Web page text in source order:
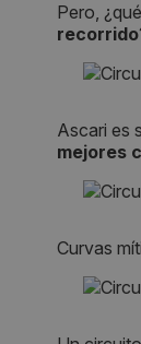
Pero,
recorrido
Ascari es
mejores
Curvas